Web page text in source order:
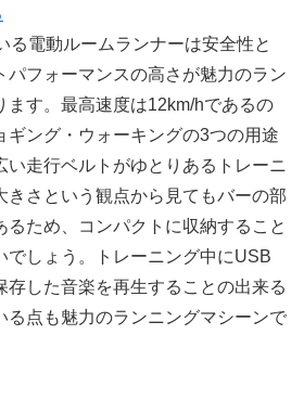
る電動ルームランナーは安全性と
パフォーマンスの高さが魅力のラン
ます。最高速度は12km/hであるの
ギング・ウォーキングの3つの用途
い走行ベルトがゆとりあるトレーニ
きさという観点から見てもバーの部
るため、コンパクトに収納すること
でしょう。トレーニング中にUSB
存した音楽を再生することの出来る
る点も魅力のランニングマシーンで